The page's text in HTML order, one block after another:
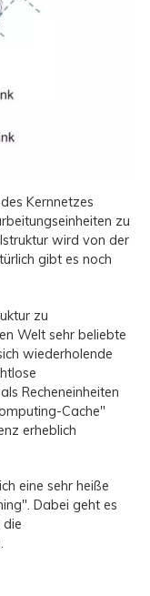
Kernnetzes
zu
wird von der
gibt es noch
zu
Welt sehr beliebte
wiederholende
Recheneinheiten
Cache"
erheblich
eine sehr heiße
Dabei geht es
die